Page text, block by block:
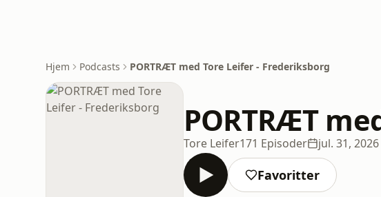
Hjem Podcasts PORTRÆT med Tore Leifer - Frederiksborg
PORTRÆT
Tore Leifer171 Episoder jul. 31, 2026
Favoritter